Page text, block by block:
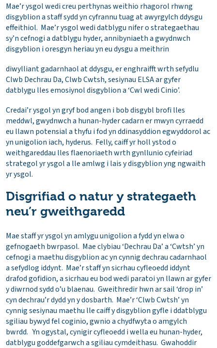
Mae’r ysgol wedi creu perthynas weithio rhagorol rhwng
disgyblion a staff sydd yn cyfrannu tuag at awyrgylch ddysgu
effeithiol. Mae’r ysgol wedi datblygu nifer o strategaethau
sy’n cefnogi a datblygu hyder, annibyniaeth a gwydnwch
disgyblion i oresgyn heriau yn eu dysgu a meithrin
diwylliant gadarnhaol at ddysgu, er enghraifft wrth sefydlu
Clwb Dechrau Da, Clwb Cwtsh, sesiynau ELSA ar gyfer
datblygu lles emosiynol disgyblion a ‘Cwl wedi Cinio’.
Credai’r ysgol yn gryf bod angen i bob disgybl brofi lles
meddwl, gwydnwch a hunan-hyder cadarn er mwyn cyrraedd
eu llawn potensial a thyfu i fod yn ddinasyddion egwyddorol ac
yn unigolion iach, hyderus. Felly, caiff yr holl ystod o
weithgareddau lles flaenoriaeth wrth gynllunio cyfeiriad
strategol yr ysgol a lle amlwg i lais y disgyblion yng ngwaith
yr ysgol.
Disgrifiad o natur y strategaeth
neu’r gweithgaredd
Mae staff yr ysgol yn amlygu unigolion a fydd yn elwa o
gefnogaeth bwrpasol. Mae clybiau ‘Dechrau Da’ a ‘Cwtsh’ yn
cefnogi a maethu disgyblion ac yn cynnig dechrau cadarnhaol
a sefydlog iddynt. Mae’r staff yn sicrhau cyfleoedd iddynt
drafod gofidion, a sicrhau eu bod wedi paratoi yn llawn ar gyfer
y diwrnod sydd o’u blaenau. Gweithredir hwn ar sail ‘drop in’
cyn dechrau’r dydd yn y dosbarth. Mae’r ‘Clwb Cwtsh’ yn
cynnig sesiynau maethu lle caiff y disgyblion gyfle i ddatblygu
sgiliau bywyd fel coginio, gwnio a chydfwyta o amgylch
bwrdd. Yn ogystal, cynigir cyfleoedd i wella eu hunan-hyder,
datblygu goddefgarwch a sgiliau cymdeithasu. Gwahoddir